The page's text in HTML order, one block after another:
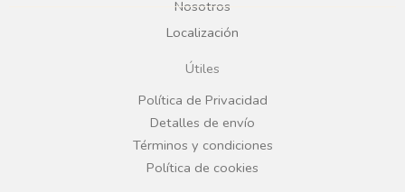
o
o
k
g
r
a
Nosotros
Localización
Útiles
Política de Privacidad
Detalles de envío
Términos y condiciones
Política de cookies